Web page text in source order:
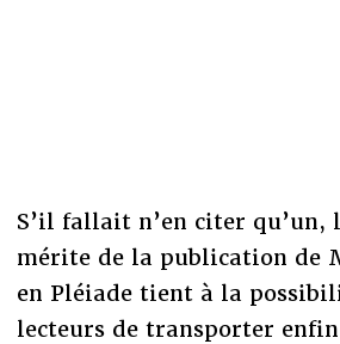
S’il fallait n’en citer qu’un,
mérite de la publication de
en Pléiade tient à la
lecteurs de transporter